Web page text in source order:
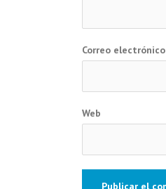
Correo electrónico
Web